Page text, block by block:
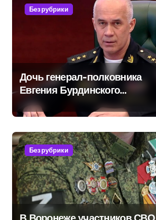
Без рубрики
Дочь генерал-полковника
Евгения Бурдинского
оказывает платные услуги по
вопросам военной службы и
бронирования
Без рубрики